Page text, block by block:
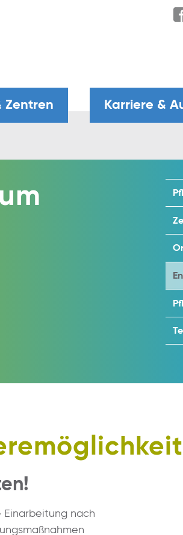
Zentren Karriere &
Einarbeitung nach